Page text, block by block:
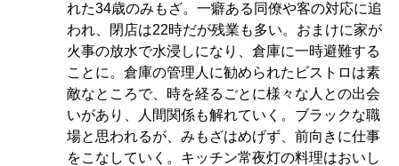
れた34歳のみもざ。一癖ある同僚や客の対応に追
われ、閉店は22時だが残業も多い。おまけに家が
火事の放水で水浸しになり、倉庫に一時避難する
ことに。倉庫の管理人に勧められたビストロは素
敵なところで、時を経るごとに様々な人との出会
いがあり、人間関係も解れていく。ブラックな職
場と思われるが、みもざはめげず、前向きに仕事
をこなしていく。キッチン常夜灯の料理はおいし